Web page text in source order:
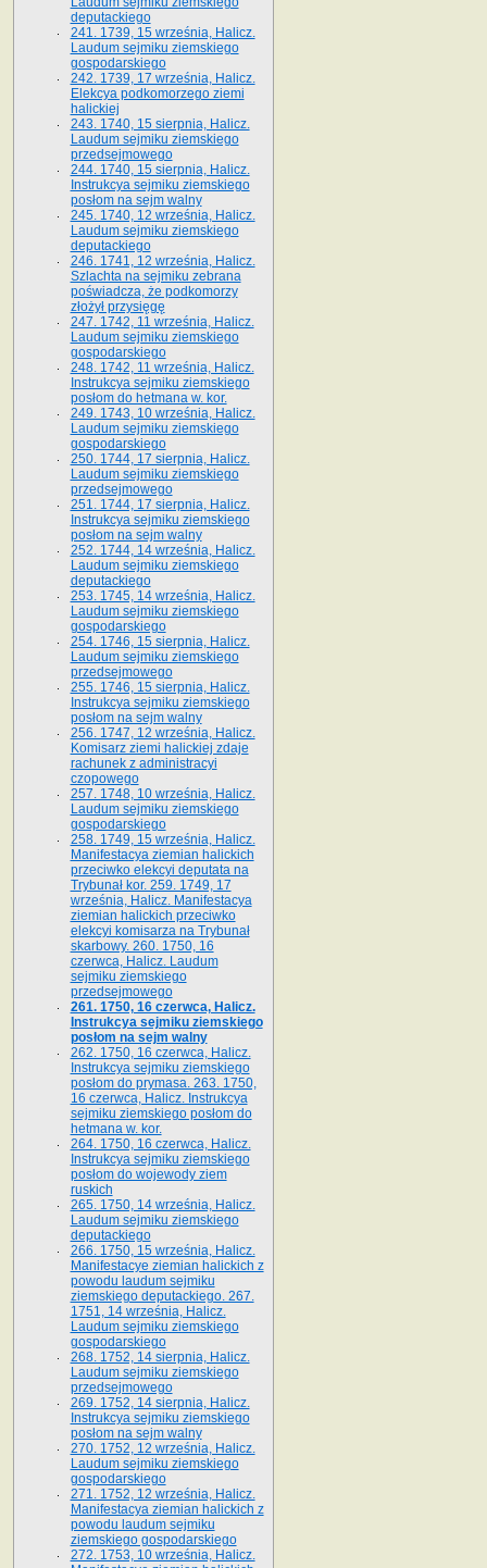
deputackiego
241. 1739, 15 września, Halicz.
Laudum sejmiku ziemskiego
gospodarskiego
242. 1739, 17 września, Halicz.
Elekcya podkomorzego ziemi
halickiej
243. 1740, 15 sierpnia, Halicz.
Laudum sejmiku ziemskiego
przedsejmowego
244. 1740, 15 sierpnia, Halicz.
Instrukcya sejmiku ziemskiego
posłom na sejm walny
245. 1740, 12 września, Halicz.
Laudum sejmiku ziemskiego
deputackiego
246. 1741, 12 września, Halicz.
Szlachta na sejmiku zebrana
poświadcza, że podkomorzy
złożył przysięgę
247. 1742, 11 września, Halicz.
Laudum sejmiku ziemskiego
gospodarskiego
248. 1742, 11 września, Halicz.
Instrukcya sejmiku ziemskiego
posłom do hetmana w. kor.
249. 1743, 10 września, Halicz.
Laudum sejmiku ziemskiego
gospodarskiego
250. 1744, 17 sierpnia, Halicz.
Laudum sejmiku ziemskiego
przedsejmowego
251. 1744, 17 sierpnia, Halicz.
Instrukcya sejmiku ziemskiego
posłom na sejm walny
252. 1744, 14 września, Halicz.
Laudum sejmiku ziemskiego
deputackiego
253. 1745, 14 września, Halicz.
Laudum sejmiku ziemskiego
gospodarskiego
254. 1746, 15 sierpnia, Halicz.
Laudum sejmiku ziemskiego
przedsejmowego
255. 1746, 15 sierpnia, Halicz.
Instrukcya sejmiku ziemskiego
posłom na sejm walny
256. 1747, 12 września, Halicz.
Komisarz ziemi halickiej zdaje
rachunek z administracyi
czopowego
257. 1748, 10 września, Halicz.
Laudum sejmiku ziemskiego
gospodarskiego
258. 1749, 15 września, Halicz.
Manifestacya ziemian halickich
przeciwko elekcyi deputata na
Trybunał kor. 259. 1749, 17
września, Halicz. Manifestacya
ziemian halickich przeciwko
elekcyi komisarza na Trybunał
skarbowy. 260. 1750, 16
czerwca, Halicz. Laudum
sejmiku ziemskiego
przedsejmowego
261. 1750, 16 czerwca, Halicz.
Instrukcya sejmiku ziemskiego
posłom na sejm walny
262. 1750, 16 czerwca, Halicz.
Instrukcya sejmiku ziemskiego
posłom do prymasa. 263. 1750,
16 czerwca, Halicz. Instrukcya
sejmiku ziemskiego posłom do
hetmana w. kor.
264. 1750, 16 czerwca, Halicz.
Instrukcya sejmiku ziemskiego
posłom do wojewody ziem
ruskich
265. 1750, 14 września, Halicz.
Laudum sejmiku ziemskiego
deputackiego
266. 1750, 15 września, Halicz.
Manifestacye ziemian halickich z
powodu laudum sejmiku
ziemskiego deputackiego. 267.
1751, 14 września, Halicz.
Laudum sejmiku ziemskiego
gospodarskiego
268. 1752, 14 sierpnia, Halicz.
Laudum sejmiku ziemskiego
przedsejmowego
269. 1752, 14 sierpnia, Halicz.
Instrukcya sejmiku ziemskiego
posłom na sejm walny
270. 1752, 12 września, Halicz.
Laudum sejmiku ziemskiego
gospodarskiego
271. 1752, 12 września, Halicz.
Manifestacya ziemian halickich z
powodu laudum sejmiku
ziemskiego gospodarskiego
272. 1753, 10 września, Halicz.